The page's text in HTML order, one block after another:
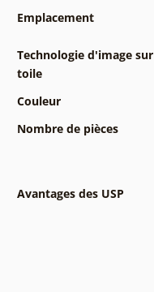
Emplacement
Technologie d'image sur
toile
Couleur
Nombre de pièces
Avantages des USP